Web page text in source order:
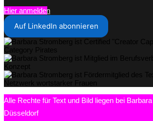
Hier anmelden
Auf LinkedIn abonnieren
Alle Rechte für Text und Bild liegen bei
Düsseldorf